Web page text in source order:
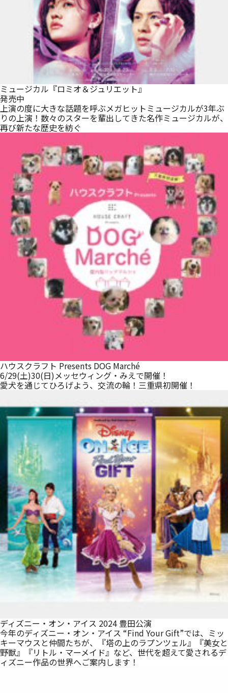
ミュージカル『ロミオ＆ジュリエット』
発売中
上演の度に大きな話題を呼ぶメガヒットミュージカルが3年ぶ
りの上演！数々のスターを輩出してきた名作ミュージカルが、
再び新たな歴史を紡ぐ
ハウスクラフト Presents DOG Marché
6/29(土)30(日)メッセウィング・みえで開催！
愛犬を通じてひろげよう、交流の輪！三重県初開催！
ディズニー・オン・アイス 2024 豊田公演
今年のディズニー・オン・アイス “Find Your Gift”では、ミッ
キーマウスと仲間たちが、『塔の上のラプンツェル』『美女と
野獣』『リトル・マーメイド』など、世代を超えて愛されるデ
ィズニー作品の世界へご案内します！